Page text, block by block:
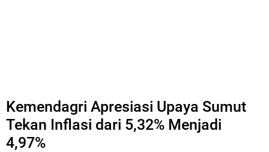
Kemendagri Apresiasi Upaya Sumut
Tekan Inflasi dari 5,32% Menjadi
4,97%